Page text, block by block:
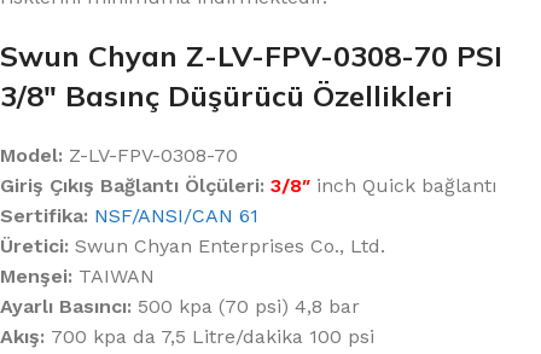
Swun Chyan Z-LV-FPV-0308-70 PSI
3/8″ Basınç Düşürücü Özellikleri
Model: Z-LV-FPV-0308-70
Giriş Çıkış Bağlantı Ölçüleri: 3/8″ inch Quick bağlantı
Sertifika: NSF/ANSI/CAN 61
Üretici: Swun Chyan Enterprises Co., Ltd.
Menşei: TAIWAN
Ayarlı Basıncı: 500 kpa (70 psi) 4,8 bar
Akış: 700 kpa da 7,5 Litre/dakika 100 psi